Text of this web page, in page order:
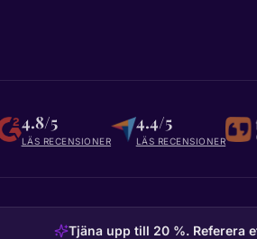
4.8/5
LÄS RECENSIONER
4.4/5
LÄS RECENSIONER
Tjäna upp till 20 %. Referera